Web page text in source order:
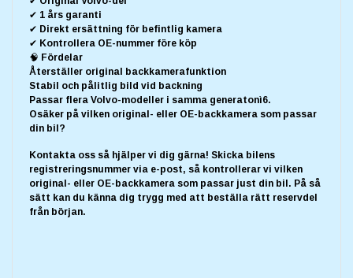
✔ 1 års garanti
✔ Direkt ersättning för befintlig kamera
✔ Kontrollera OE-nummer före köp
🧠 Fördelar
Återställer original backkamerafunktion
Stabil och pålitlig bild vid backning
Passar flera Volvo-modeller i samma generatonì6.
Osäker på vilken original- eller OE-backkamera som passar
din bil?
Kontakta oss så hjälper vi dig gärna! Skicka bilens
registreringsnummer via e-post, så kontrollerar vi vilken
original- eller OE-backkamera som passar just din bil. På så
sätt kan du känna dig trygg med att beställa rätt reservdel
från början.